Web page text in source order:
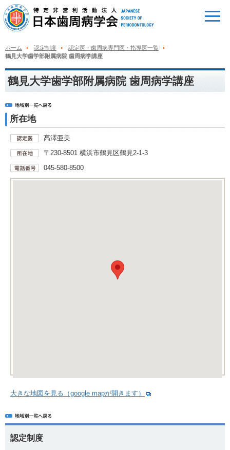
ホーム 認定制度
認定医・歯周病専門医・指導医一覧
鶴見大学歯学部附属病院 歯周病学講座
鶴見大学歯学部附属病院 歯周病学講座
所在地
髙澤亜美
〒230-8501 横浜市鶴見区鶴見2-1-3
045-580-8500
大きな地図を見る（google mapが開きます）
認定制度